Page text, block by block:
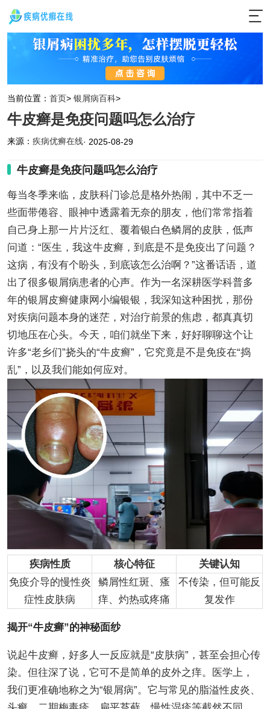
当前位置： 首页> 银屑病百科>
牛皮癣是免疫问题吗怎么治疗
来源： 疾病优癣在线· 2025-08-29
牛皮癣是免疫问题吗怎么治疗
每当冬季来临，皮肤科门诊总是格外热闹，其中不乏一
些面带倦容、眼神中透露着无奈的朋友，他们常常指着
自己身上那一片片泛红、覆着银白色鳞屑的皮肤，低声
问道：“医生，我这牛皮癣，到底是不是免疫出了问题？
这病，有没有个盼头，到底该怎么治啊？”这番话语，道
出了很多银屑病患者的心声。作为一名深耕医学科普多
年的银屑皮癣健康网小编银银，我深知这种困扰，那份
对疾病问题本身的迷茫，对治疗前景的焦虑，都真真切
切地压在心头。今天，咱们就坐下来，好好聊聊这个让
许多“老乡们”挠头的“牛皮癣”，它究竟是不是免疫在“捣
乱”，以及我们能如何应对。
疾病性质 核心特征
关键认知
免疫介导的慢性炎
症性皮肤病
鳞屑性红斑、瘙
痒、灼热或疼痛
不传染，但可能反
复发作
揭开“牛皮癣”的神秘面纱
说起牛皮癣，好多人一反应就是“皮肤病”，甚至会担心传
染。但往深了说，它可不是简单的皮外之痒。医学上，
我们更准确地称之为“银屑病”。它与常见的脂溢性皮炎、